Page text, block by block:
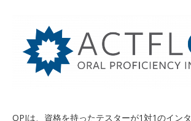
OPIは、資格を持ったテスターが1対1のイン